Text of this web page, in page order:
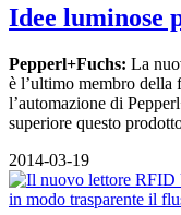
Idee luminose
Pepperl+Fuchs: La
è l’ultimo membro della
l’automazione di
superiore questo
2014-03-19